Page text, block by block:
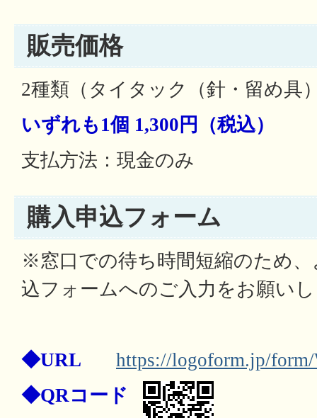
販売価格
2種類（タイタック（針・留め具
いずれも1個 1,300円（税込）
支払方法：現金のみ
購入申込フォーム
※窓口での待ち時間短縮のため
込フォームへのご入力をお願い
◆URL https://logoform.jp/
◆QRコード